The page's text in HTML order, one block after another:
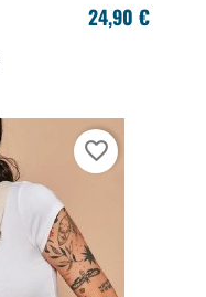
24,90 €
favorite_border